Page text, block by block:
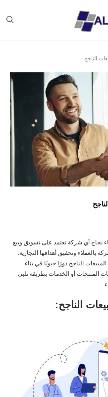
الناجح
نجاح أي شركة تعتمد على تسويق وبيع
بالعملاء وتحقيق أهدافها التجارية.
الناجح دورًا حيويًا في بناء
المنتجات أو الخدمات بطريقة تلبي
الناجح: